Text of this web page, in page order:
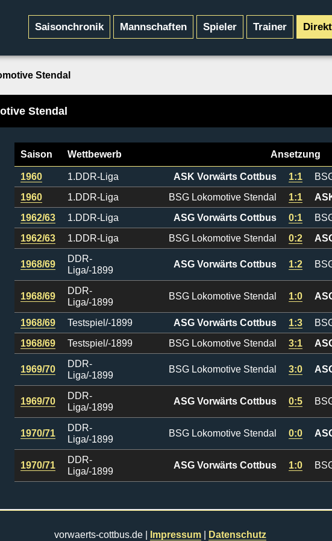
Saisonchronik Mannschaften Spieler Trainer
Stendal
Stendal
Saison Wettbewerb Ansetzung
1960 1.DDR-Liga ASK Vorwärts Cottbus 1:1
1960
1.DDR-Liga BSG Lokomotive Stendal 1:1
1962/63
1.DDR-Liga ASG Vorwärts Cottbus 0:1
1962/63
1.DDR-Liga BSG Lokomotive Stendal 0:2
1968/69
DDR-
Liga/-1899
ASG Vorwärts Cottbus 1:2
1968/69
DDR-
Liga/-1899
BSG Lokomotive Stendal 1:0
1968/69 Testspiel/-1899 ASG Vorwärts Cottbus 1:3
1968/69
Testspiel/-1899 BSG Lokomotive Stendal 3:1
1969/70
DDR-
Liga/-1899
BSG Lokomotive Stendal 3:0
1969/70
DDR-
Liga/-1899
ASG Vorwärts Cottbus 0:5
1970/71
DDR-
Liga/-1899
BSG Lokomotive Stendal 0:0
1970/71
DDR-
Liga/-1899
ASG Vorwärts Cottbus 1:0
vorwaerts-cottbus.de | Impressum Datenschutz